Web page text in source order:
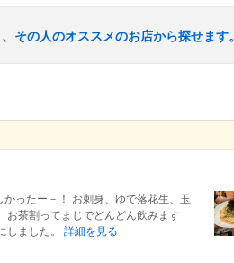
その人のオススメのお店から探せます。
ったー－！ お刺身、ゆで落花生、玉
お茶割ってまじでどんどん飲みます
ました。 詳細を見る